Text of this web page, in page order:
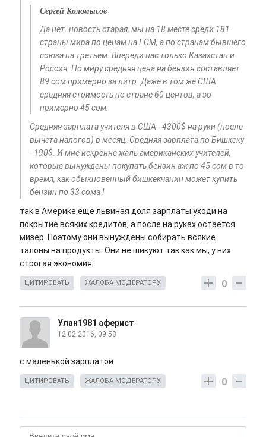
Сергей Коломысов
Да нет. новость старая, мы на 18 месте среди 181
страны мира по ценам на ГСМ, а по странам бывшего
союза на третьем. Впереди нас только Казахстан и
Россия. По миру средняя цена на бензин составляет
89 сом примерно за литр. Даже в том же США
средняя стоимость по стране 60 центов, а эо
примерно 45 сом.
Средняя зарплата учителя в США - 4300$ на руки (после
вычета налогов) в месяц. Средняя зарплата по Бишкеку
- 190$. И мне искренне жаль американских учителей,
которые вынуждены покупать бензин аж по 45 сом в то
время, как обыкновенный бишкекчанин может купить
бензин по 33 сома !
так в Америке еще львиная доля зарплаты уходи на
покрытие всяких кредитов, а после на руках остается
мизер. Поэтому они вынуждены собирать всякие
талоны на продукты. Они не шикуют так как мы, у них
строгая экономия
0
ЦИТИРОВАТЬ ЖАЛОБА МОДЕРАТОРУ
Улан1981 аферист
12.02.2016, 09:58
с маленькой зарплатой
0
ЦИТИРОВАТЬ ЖАЛОБА МОДЕРАТОРУ